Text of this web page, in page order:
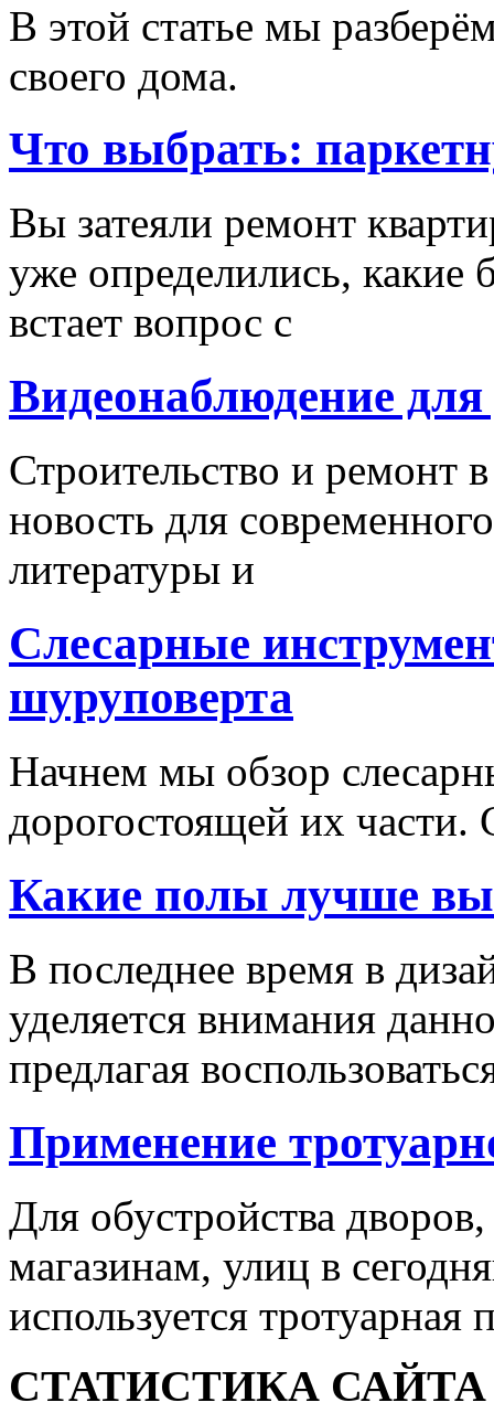
В этой статье мы
своего дома.
Что выбрать:
Вы затеяли ремонт
уже определились, какие
встает вопрос с
Видеонаблюдение
Строительство и ремонт
новость для
литературы и
Слесарные
шуруповерта
Начнем мы обзор
дорогостоящей их части.
Какие полы лучше
В последнее время в
уделяется внимания
предлагая
Применение
Для обустройства
магазинам, улиц в
используется тротуарная
СТАТИСТИКА САЙТА